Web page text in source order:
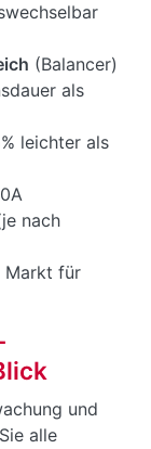
(Balancer)
als
leichter als
nach
Markt für
und
alle